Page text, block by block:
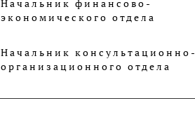
Начальник финансово-
экономического отдела
Начальник консультационно-
организационного отдела